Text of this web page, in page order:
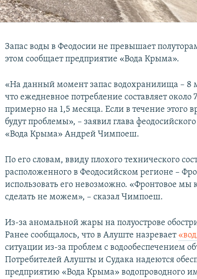
Запас воды в Феодосии не превышает
этом сообщает предприятие «Вода Крыма».
«На данный момент запас водохранилища – 8
что ежедневное потребление составляет
примерно на 1,5 месяца. Если в течение этого
будут проблемы», – заявил глава
«Вода Крыма» Андрей Чимпоеш.
По его словам, ввиду плохого технического
расположенного в Феодосийском регионе –
использовать его невозможно. «Фронтовое
сделать не можем», – сказал Чимпоеш.
Из-за аномальной жары на полуострове
Ранее сообщалось, что в Алуште назревает
ситуации из-за проблем с водообеспечением
Потребителей Алушты и Судака надеются
предприятию «Вода Крыма» водопроводного